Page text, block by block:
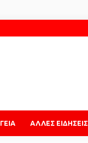
ΑΛΛΕΣ ΕΙΔΗΣΕΙΣ